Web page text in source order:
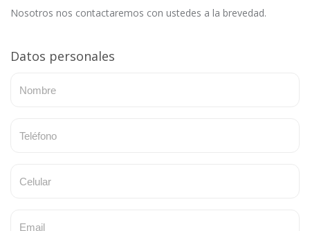
Nosotros nos contactaremos con ustedes a la brevedad.
Datos personales